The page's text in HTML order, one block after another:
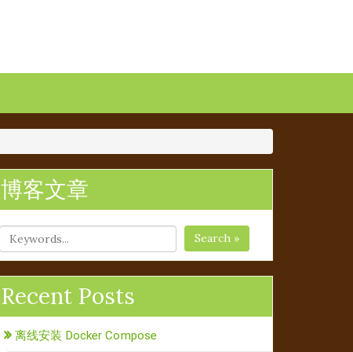
博客文章
Search »
Recent Posts
离线安装 Docker Compose